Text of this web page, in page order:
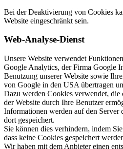
Bei der Deaktivierung von Cookies
Website eingeschränkt sein.
Web-Analyse-Dienst
Unsere Website verwendet
Google Analytics, der Firma Google
Benutzung unserer Website sowie
von Google in den USA übertragen
Dazu werden Cookies verwendet,
der Website durch Ihre Benutzer
Informationen werden auf den Server
dort gespeichert.
Sie können dies verhindern, indem
dass keine Cookies gespeichert
Wir haben mit dem Anbieter einen